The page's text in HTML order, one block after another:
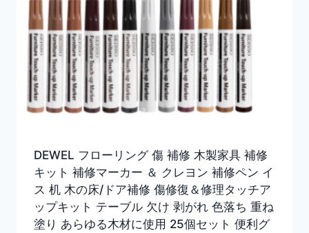
DEWEL フローリング 傷 補修 木製家具 補修
キット 補修マーカー ＆ クレヨン 補修ペン イ
ス 机 木の床/ドア補修 傷修復＆修理タッチア
ップキット テーブル 欠け 剥がれ 色落ち 重ね
塗り あらゆる木材に使用 25個セット 便利グ